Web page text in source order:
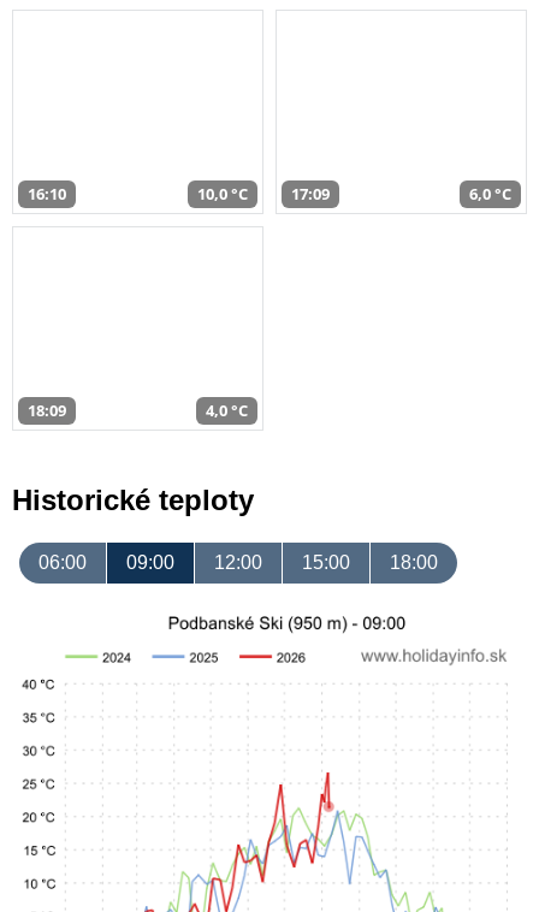
16:10 10,0 °C 17:09 6,0 °C
18:09 4,0 °C
Historické teploty
06:00 09:00 12:00 15:00 18:00